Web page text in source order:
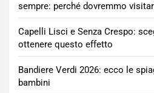
sempre: perché dovremmo
Capelli Lisci e Senza Crespo:
ottenere questo effetto
Bandiere Verdi 2026: ecco le
bambini